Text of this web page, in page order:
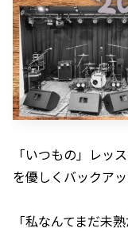
「いつもの」レッ
を優しくバックア
「私なんてまだ未